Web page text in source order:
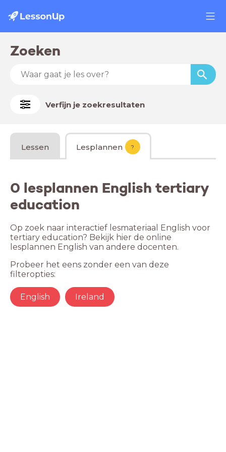
Zoeken
Verfijn je zoekresultaten
Lessen Lesplannen ?
0 lesplannen English tertiary
education
Op zoek naar interactief lesmateriaal English voor
tertiary education? Bekijk hier de online
lesplannen English van andere docenten.
Probeer het eens zonder een van deze
filteropties:
English Ireland